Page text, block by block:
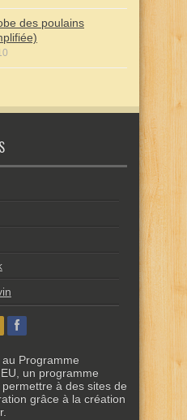
des poulains
Programme
un programme
à des sites de
grâce à la création